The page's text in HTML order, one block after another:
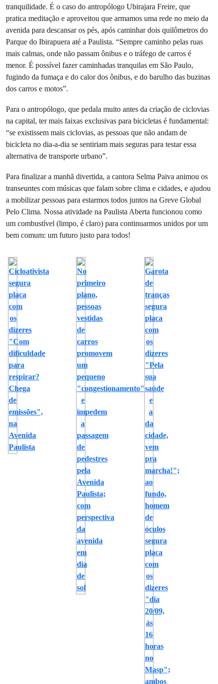
tranquilidade. É o caso do antropólogo Ubirajara Freire, que
pratica meditação e aproveitou que armamos uma rede no meio da
avenida para descansar os pés, após caminhar dois quilômetros do
Parque do Ibirapuera até a Paulista. “Sempre caminho pelas ruas
mais calmas, onde não passam ônibus e o tráfego de carros é
menor. É possível fazer caminhadas tranquilas em São Paulo,
fugindo da fumaça e do calor dos ônibus, e do barulho das buzinas
dos carros e motos”.
Para o antropólogo, que pedala muito antes da criação de ciclovias
na capital, ter mais faixas exclusivas para bicicletas é fundamental:
“se existissem mais ciclovias, as pessoas que não andam de
bicicleta no dia-a-dia se sentiriam mais seguras para testar essa
alternativa de transporte urbano”.
Para finalizar a manhã divertida, a cantora Selma Paiva animou os
transeuntes com músicas que falam sobre clima e cidades, e ajudou
a mobilizar pessoas para estarmos todos juntos na Greve Global
Pelo Clima. Nossa atividade na Paulista Aberta funcionou como
um combustível (limpo, é claro) para continuarmos unidos por um
bem comum: um futuro justo para todos!